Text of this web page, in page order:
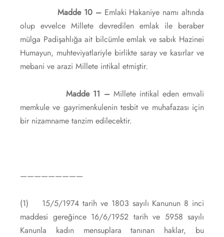
Madde 10 –Emlaki Hakaniye namı altında
olup evvelce Millete devredilen emlak ile beraber
mülga Padişahlığa ait bilcümle emlak ve sabık Hazinei
Humayun, muhteviyatlariyle birlikte saray ve kasırlar ve
mebani ve arazi Millete intikal etmiştir.
Madde 11 – Millete intikal eden emvali
memkule ve gayrimenkulenin tesbit ve muhafazası için
bir nizamname tanzim edilecektir.
—————————
(1) 15/5/1974 tarih ve 1803 sayılı Kanunun 8 inci
maddesi gereğince 16/6/1952 tarih ve 5958 sayılı
Kanunla kadın mensuplara tanınan haklar, bu